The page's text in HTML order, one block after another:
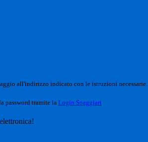
all'indirizzo indicato con le istruzioni necessarie.
password tramite la Login Spaggiari